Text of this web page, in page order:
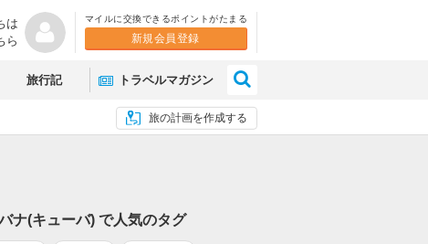
は
ら
マイルに交換できるポイントがたまる
新規会員登録
旅行記 トラベルマガジン
旅の計画を作成する
ナ(キューバ) で人気のタグ